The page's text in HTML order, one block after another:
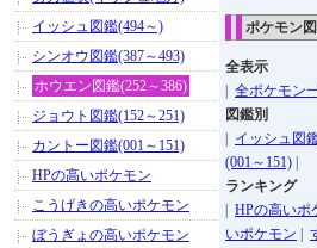
ポケモン
全表示
全ポケモン
図鑑別
イッシュ図
(001～151)
ランキング
HPの高いポ
いポケモン
イッシュ図鑑(494～)
シンオウ図鑑(387～493)
ホウエン図鑑(252～386)
ジョウト図鑑(152～251)
カントー図鑑(001～151)
HPの高いポケモン
こうげきの高いポケモン
ぼうぎょの高いポケモン